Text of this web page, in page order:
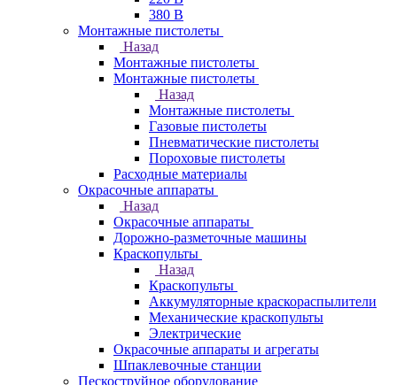
380 В
Монтажные пистолеты
Назад
Монтажные пистолеты
Монтажные пистолеты
Назад
Монтажные пистолеты
Газовые пистолеты
Пневматические пистолеты
Пороховые пистолеты
Расходные материалы
Окрасочные аппараты
Назад
Окрасочные аппараты
Дорожно-разметочные машины
Краскопульты
Назад
Краскопульты
Аккумуляторные краскораспылители
Механические краскопульты
Электрические
Окрасочные аппараты и агрегаты
Шпаклевочные станции
Пескоструйное оборудование